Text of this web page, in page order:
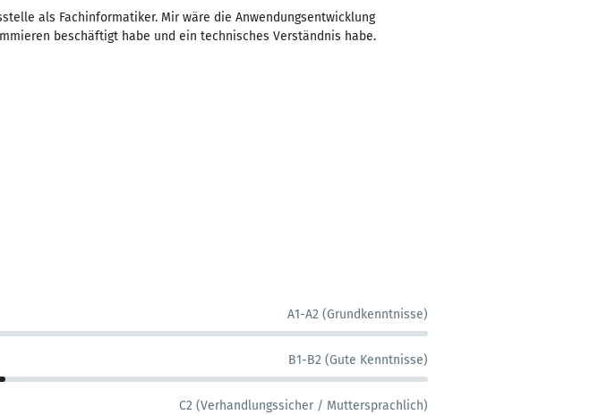
als Fachinformatiker. Mir wäre die Anwendungsentwicklung
beschäftigt habe und ein technisches Verständnis habe.
A1-A2 (Grundkenntnisse)
B1-B2 (Gute Kenntnisse)
C2 (Verhandlungssicher / Muttersprachlich)